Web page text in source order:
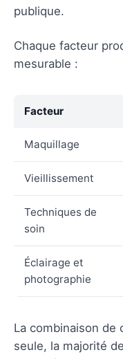
publique.
Chaque facteur
mesurable :
Facteur
Maquillage
Vieillissement
Techniques de
soin
Éclairage et
photographie
La combinaison de
seule, la majorité